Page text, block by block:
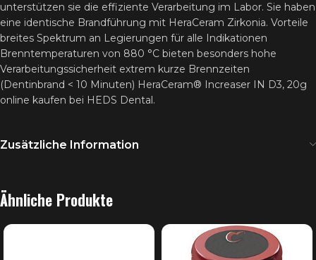
unterstützen sie die effiziente Verarbeitung im Labor. Sie haben
eine identische Brandführung mit HeraCeram Zirkonia. Vorteile
breites Spektrum an Legierungen für alle Indikationen
Brenntemperaturen von 880 °C bieten besonders hohe
Verarbeitungssicherheit extrem kurze Brennzeiten
(Dentinbrand < 10 Minuten) HeraCeram® Increaser IN D3, 20g
online kaufen bei HEDS Dental.
Zusätzliche Information
Ähnliche Produkte